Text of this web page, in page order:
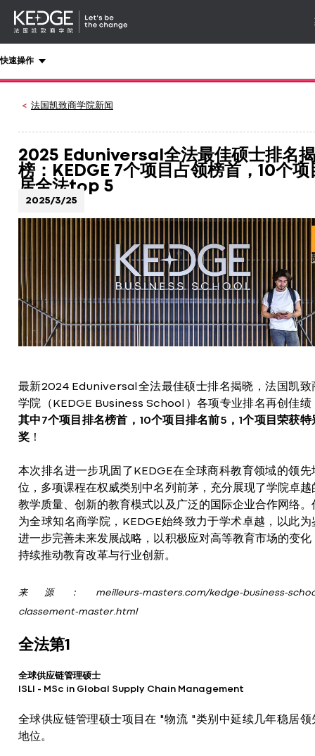
Kedge
快速操作
法国凯致商学院新闻
2025 Eduniversal全法最佳硕士排名揭
榜：KEDGE 7个项目占领榜首，10个项
居全法top 5
2025/3/25
最新2024 Eduniversal全法最佳硕士排名揭晓，法国凯致
学院（KEDGE Business School）各项专业排名再创佳绩
其中7个项目排名榜首，10个项目排名前5，1个项目荣获特
奖 ！
本次排名进一步巩固了KEDGE在全球商科教育领域的领先
位，多项课程在权威类别中名列前茅，充分展现了学院卓越
教学质量、创新的教育模式以及广泛的国际企业合作网络。
为全球知名商学院，KEDGE始终致力于学术卓越，以此为
进一步完善未来发展战略，以积极应对高等教育市场的变化
持续推动教育改革与行业创新。
来源：meilleurs-masters.com/kedge-business-
classement-master.html
全法第1
全球供应链管理硕士
ISLI – MSc in Global Supply Chain Management
全球供应链管理硕士项目在 "物流 "类别中延续几年稳居领
地位。